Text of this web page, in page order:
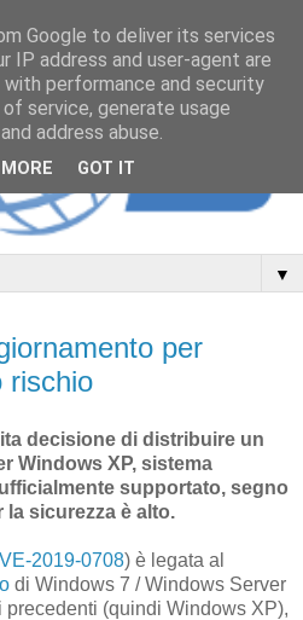
▼
per
rischio
decisione di distribuire un
Windows XP, sistema
supportato, segno
sicurezza è alto.
2019-0708) è legata al
di Windows 7 / Windows Server
(quindi Windows XP),
Google to deliver its services
IP address and user-agent are
performance and security
service, generate usage
address abuse.
GOT IT